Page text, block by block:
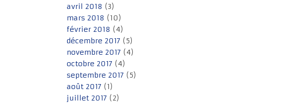
avril 2018 (3)
mars 2018 (10)
février 2018 (4)
décembre 2017 (5)
novembre 2017 (4)
octobre 2017 (4)
septembre 2017 (5)
août 2017 (1)
juillet 2017 (2)